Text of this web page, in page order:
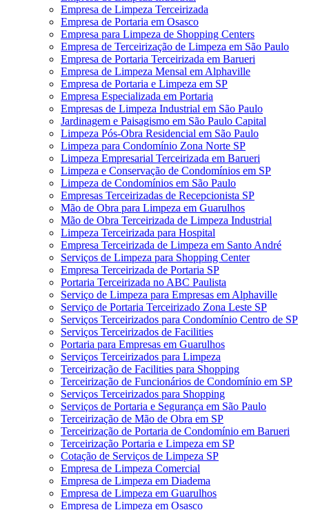
Empresa de Limpeza Terceirizada
Empresa de Portaria em Osasco
Empresa para Limpeza de Shopping Centers
Empresa de Terceirização de Limpeza em São Paulo
Empresa de Portaria Terceirizada em Barueri
Empresa de Limpeza Mensal em Alphaville
Empresa de Portaria e Limpeza em SP
Empresa Especializada em Portaria
Empresas de Limpeza Industrial em São Paulo
Jardinagem e Paisagismo em São Paulo Capital
Limpeza Pós-Obra Residencial em São Paulo
Limpeza para Condomínio Zona Norte SP
Limpeza Empresarial Terceirizada em Barueri
Limpeza e Conservação de Condomínios em SP
Limpeza de Condomínios em São Paulo
Empresas Terceirizadas de Recepcionista SP
Mão de Obra para Limpeza em Guarulhos
Mão de Obra Terceirizada de Limpeza Industrial
Limpeza Terceirizada para Hospital
Empresa Terceirizada de Limpeza em Santo André
Serviços de Limpeza para Shopping Center
Empresa Terceirizada de Portaria SP
Portaria Terceirizada no ABC Paulista
Serviço de Limpeza para Empresas em Alphaville
Serviço de Portaria Terceirizado Zona Leste SP
Serviços Terceirizados para Condomínio Centro de SP
Serviços Terceirizados de Facilities
Portaria para Empresas em Guarulhos
Serviços Terceirizados para Limpeza
Terceirização de Facilities para Shopping
Terceirização de Funcionários de Condomínio em SP
Serviços Terceirizados para Shopping
Serviços de Portaria e Segurança em São Paulo
Terceirização de Mão de Obra em SP
Terceirização de Portaria de Condomínio em Barueri
Terceirização Portaria e Limpeza em SP
Cotação de Serviços de Limpeza SP
Empresa de Limpeza Comercial
Empresa de Limpeza em Diadema
Empresa de Limpeza em Guarulhos
Empresa de Limpeza em Osasco